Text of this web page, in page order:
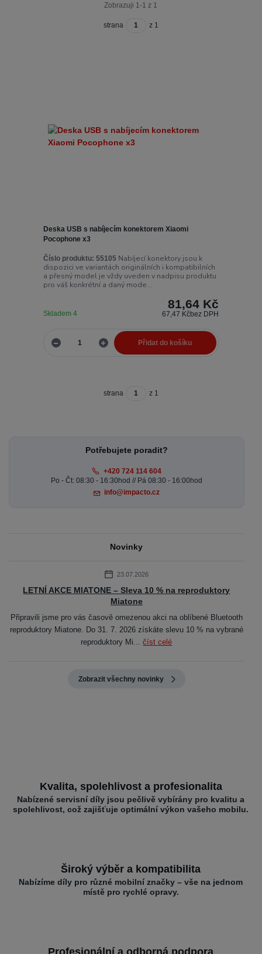
Zobrazuji 1-1 z 1
strana z 1
Deska USB s nabíjecím konektorem Xiaomi
Pocophone x3
Číslo produktu: 55105 Nabíjecí konektory jsou k
dispozici ve variantách originálních i kompatibilních
a přesný model je vždy uveden v nadpisu produktu
pro váš konkrétní a daný mode...
81,64 Kč
67,47 Kčbez DPH
Skladem 4
Přidat do košíku
strana z 1
Potřebujete poradit?
+420 724 114 604
Po - Čt: 08:30 - 16:30hod // Pá 08:30 - 16:00hod
info@impacto.cz
Novinky
23.07.2026
LETNÍ AKCE MIATONE – Sleva 10 % na reproduktory
Miatone
Připravili jsme pro vás časově omezenou akci na oblíbené Bluetooth
reproduktory Miatone. Do 31. 7. 2026 získáte slevu 10 % na vybrané
reproduktory Mi...číst celé
Zobrazit všechny novinky
Kvalita, spolehlivost a profesionalita
Nabízené servisní díly jsou pečlivě vybírány pro kvalitu a
spolehlivost, což zajišťuje optimální výkon vašeho mobilu.
Široký výběr a kompatibilita
Nabízíme díly pro různé mobilní značky – vše na jednom
místě pro rychlé opravy.
Profesionální a odborná podpora